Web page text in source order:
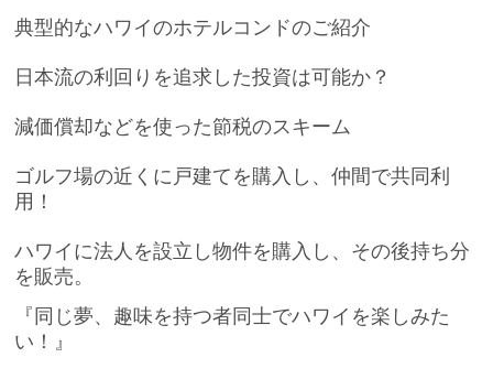
典型的なハワイのホテルコンドのご紹介
日本流の利回りを追求した投資は可能か？
減価償却などを使った節税のスキーム
ゴルフ場の近くに戸建てを購入し、仲間で共同利
用！
ハワイに法人を設立し物件を購入し、その後持ち分
を販売。
『同じ夢、趣味を持つ者同士でハワイを楽しみた
い！』